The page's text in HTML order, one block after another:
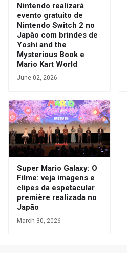
Nintendo realizará
evento gratuito de
Nintendo Switch 2 no
Japão com brindes de
Yoshi and the
Mysterious Book e
Mario Kart World
June 02, 2026
Super Mario Galaxy: O
Filme: veja imagens e
clipes da espetacular
première realizada no
Japão
March 30, 2026